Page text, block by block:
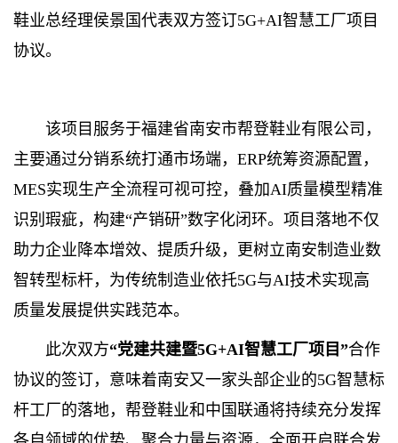
鞋业总经理侯景国代表双方签订5G+AI智慧工厂项目
协议。
该项目服务于福建省南安市帮登鞋业有限公司，
主要通过分销系统打通市场端，ERP统筹资源配置，
MES实现生产全流程可视可控，叠加AI质量模型精准
识别瑕疵，构建“产销研”数字化闭环。项目落地不仅
助力企业降本增效、提质升级，更树立南安制造业数
智转型标杆，为传统制造业依托5G与AI技术实现高
质量发展提供实践范本。
此次双方“党建共建暨5G+AI智慧工厂 项目 ”合作
协议的签订，意味着南安又一家头部企业的5G智慧标
杆工厂的落地，帮登鞋业和中国联通将持续充分发挥